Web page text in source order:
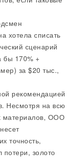
хотела списать
сценарий
бы 170% +
за $20 тыс.,
рекомендацией
Несмотря на всю
материалов, ООО
точность,
потери, золото